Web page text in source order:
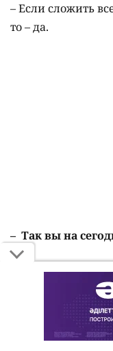
– Если сложить
то – да.
– Так вына
деньги под
дальше в какие-
другие идеи.
движение денег